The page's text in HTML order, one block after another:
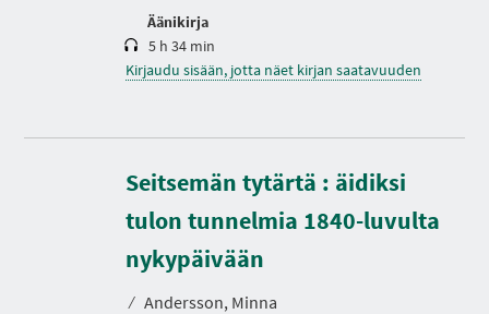
Äänikirja
5 h 34 min
Kirjaudu sisään, jotta näet kirjan saatavuuden
Seitsemän tytärtä : äidiksi
tulon tunnelmia 1840-luvulta
nykypäivään
⁄ Andersson, Minna